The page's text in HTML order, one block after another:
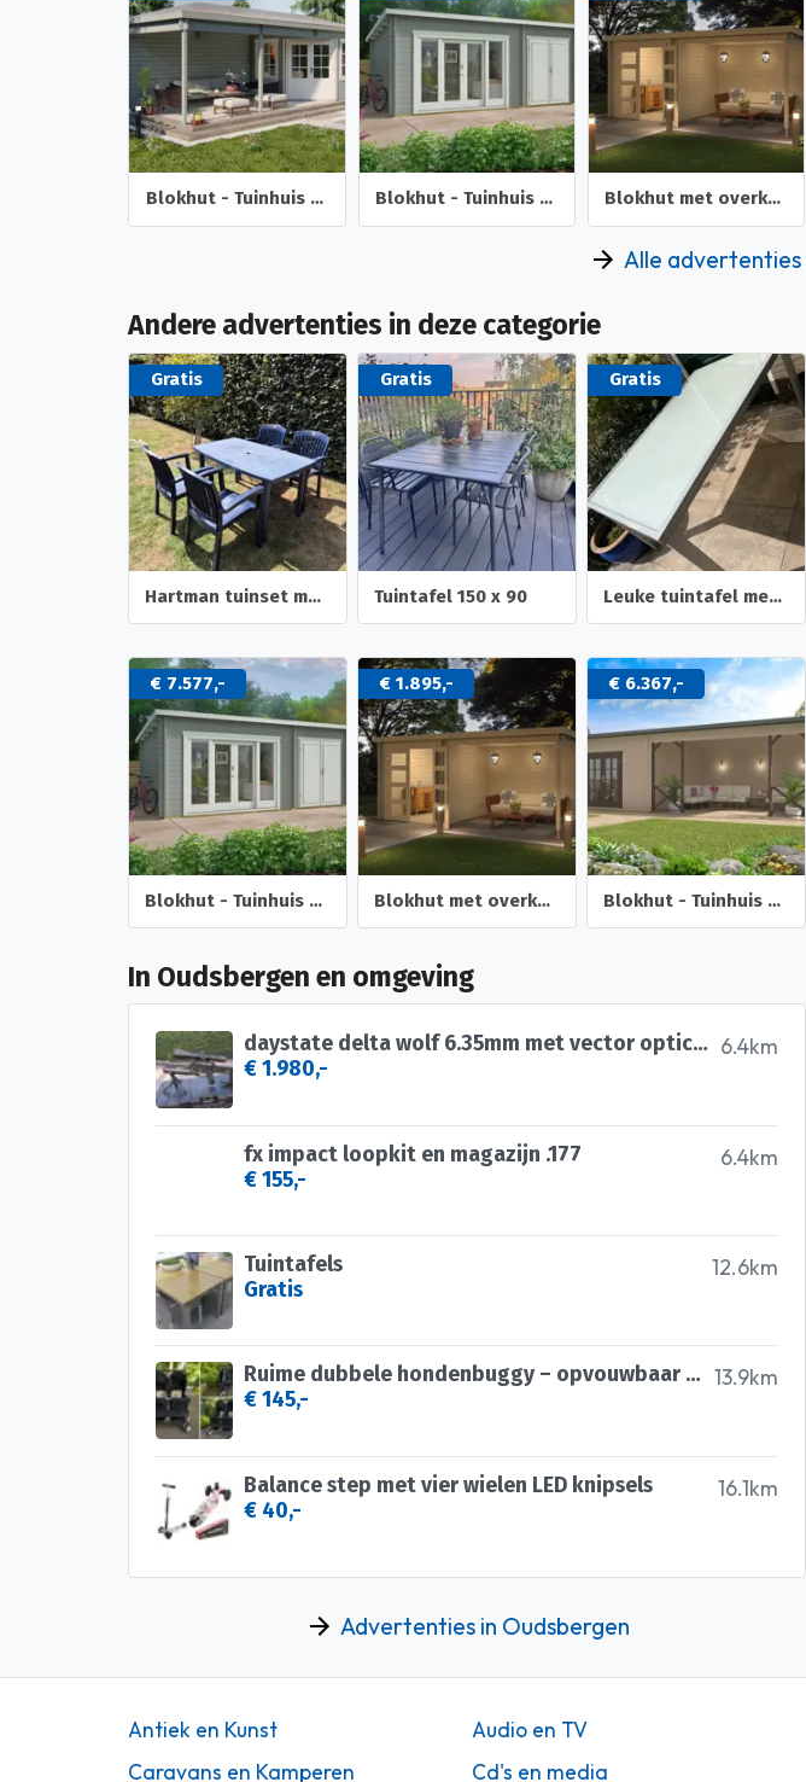
Blokhut - Tuinhuis Bertil | 44 mm | vuren onbehandeld Blokhut - Tuinhuis Meg | 44 mm | onbehandeld Blokhut met overkapping Helena 472x230 Onbehandeld vuren
Alle advertenties
Andere advertenties in deze categorie
Gratis
Hartman tuinset met tafel en 4 stoelen
Gratis
Tuintafel 150 x 90
Gratis
Leuke tuintafel met glasplaat
€ 7.577,-
Blokhut - Tuinhuis Meg | 44 mm | onbehandeld
€ 1.895,-
Blokhut met overkapping Helena 472x230 Onbehandeld vuren
€ 6.367,-
Blokhut - Tuinhuis Mokka | 40 mm | vuren onbehandeld
In Oudsbergen en omgeving
6.4km
daystate delta wolf 6.35mm met vector optics continental
€ 1.980,-
6.4km
fx impact loopkit en magazijn .177
€ 155,-
12.6km
Tuintafels
Gratis
13.9km
Ruime dubbele hondenbuggy – opvouwbaar en praktisch! 🐾
€ 145,-
16.1km
Balance step met vier wielen LED knipsels
€ 40,-
Advertenties in Oudsbergen
Antiek en Kunst Audio en TV
Caravans en Kamperen
Cd's en media